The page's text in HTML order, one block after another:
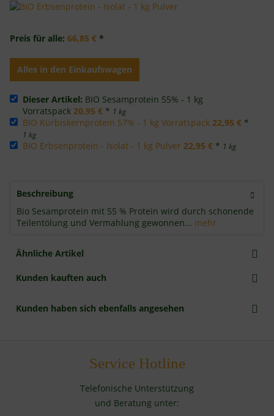
Preis für alle: 66,85 € *
Alles in den Einkaufswagen
Dieser Artikel: BIO Sesamprotein 55% - 1 kg
Vorratspack 20,95 € * 1 kg
BIO Kürbiskernprotein 57% - 1 kg Vorratspack 22,95 € *
1 kg
BIO Erbsenprotein - Isolat - 1 kg Pulver 22,95 € * 1 kg
Beschreibung
Bio Sesamprotein mit 55 % Protein wird durch schonende
Teilentölung und Vermahlung gewonnen... mehr
Ähnliche Artikel
Kunden kauften auch
Kunden haben sich ebenfalls angesehen
Service Hotline
Telefonische Unterstützung
und Beratung unter: